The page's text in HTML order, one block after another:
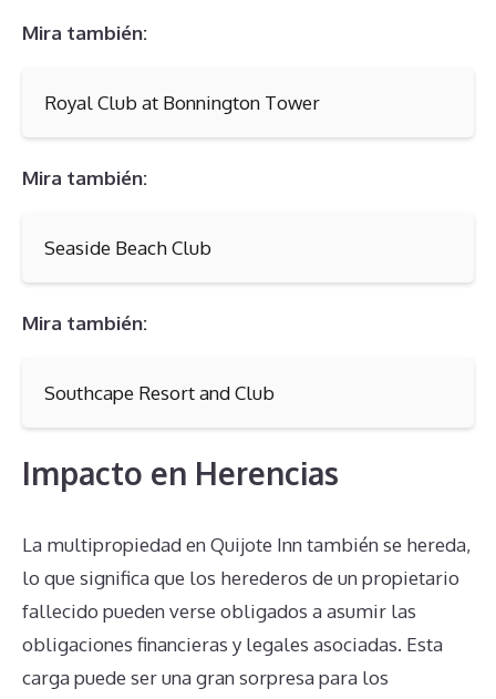
Mira también:
Royal Club at Bonnington Tower
Mira también:
Seaside Beach Club
Mira también:
Southcape Resort and Club
Impacto en Herencias
La multipropiedad en Quijote Inn también se hereda,
lo que significa que los herederos de un propietario
fallecido pueden verse obligados a asumir las
obligaciones financieras y legales asociadas. Esta
carga puede ser una gran sorpresa para los